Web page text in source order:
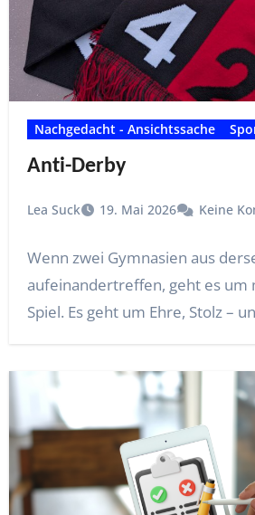
Nachgedacht - Ansichtssache
Anti-Derby
Lea Suck 19. Mai 2026 Keine
Wenn zwei Gymnasien aus
aufeinandertreffen, geht es um
Spiel. Es geht um Ehre, Stolz –